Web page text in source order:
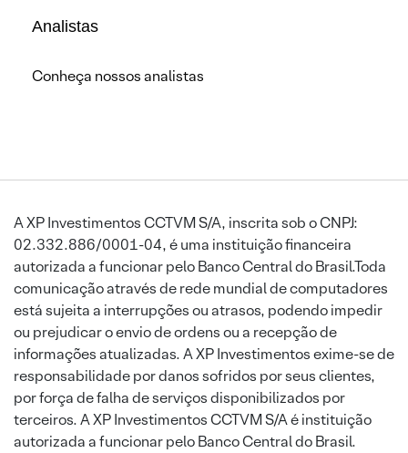
Analistas
Conheça nossos analistas
A XP Investimentos CCTVM S/A, inscrita sob o CNPJ:
02.332.886/0001-04, é uma instituição financeira
autorizada a funcionar pelo Banco Central do Brasil.Toda
comunicação através de rede mundial de computadores
está sujeita a interrupções ou atrasos, podendo impedir
ou prejudicar o envio de ordens ou a recepção de
informações atualizadas. A XP Investimentos exime-se de
responsabilidade por danos sofridos por seus clientes,
por força de falha de serviços disponibilizados por
terceiros. A XP Investimentos CCTVM S/A é instituição
autorizada a funcionar pelo Banco Central do Brasil.